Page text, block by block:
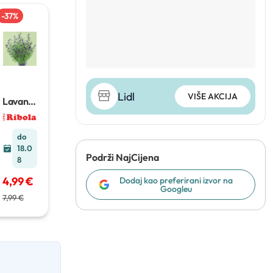
-37%
Lavand
a u
posudi
23 cm
do
18.0
8
4,99 €
7,99 €
Lidl VIŠE AKCIJA
Podrži NajCijena
Dodaj kao preferirani izvor na
Googleu